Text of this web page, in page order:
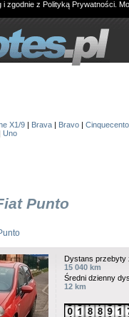
i zgodnie z Polityką Prywatności .
X1/9 | Brava | Bravo | Cinquecento
Uno
Punto
Dystans przebyty
15 040 km
Średni dzienny
12 km